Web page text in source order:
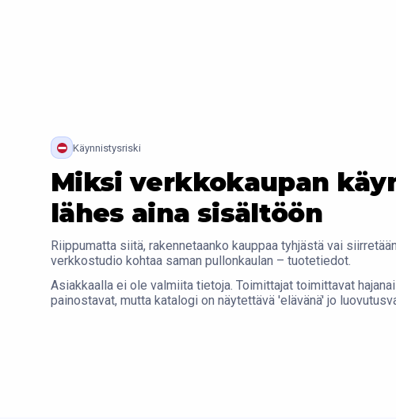
Käynnistysriski
Miksi verkkokaupan
lähes aina sisältöön
Riippumatta siitä, rakennetaanko kauppaa tyhjästä vai
verkkostudio kohtaa saman pullonkaulan – tuotetiedot.
Asiakkaalla ei ole valmiita tietoja. Toimittajat toimittavat
painostavat, mutta katalogi on näytettävä 'elävänä' jo